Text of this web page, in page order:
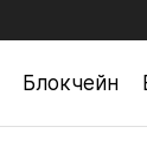
Блокчейн